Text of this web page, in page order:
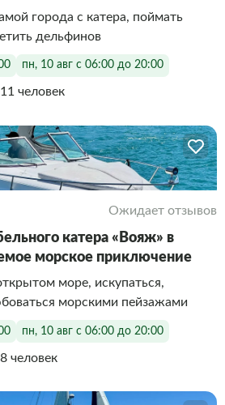
города с катера, поймать
дельфинов
пн, 10 авг с 06:00 до 20:00
человек
Ожидает отзывов
катера «Вояж» в
морское приключение
море, искупаться,
морскими пейзажами
пн, 10 авг с 06:00 до 20:00
человек